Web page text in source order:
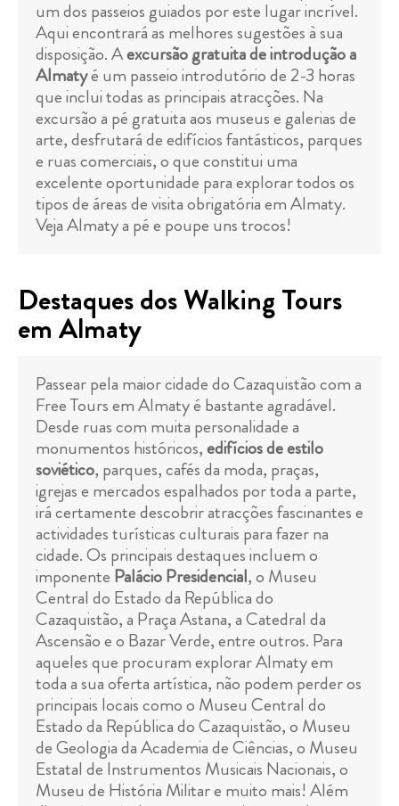
um dos passeios guiados por este lugar incrível.
Aqui encontrará as melhores sugestões à sua
disposição. Aexcursão gratuita de introdução a
Almatyé um passeio introdutório de 2-3 horas
que inclui todas as principais atracções. Na
excursão a pé gratuita aos museus e galerias de
arte, desfrutará de edifícios fantásticos, parques
e ruas comerciais, o que constitui uma
excelente oportunidade para explorar todos os
tipos de áreas de visita obrigatória em Almaty.
Veja Almaty a pé e poupe uns trocos!
Destaques dos Walking Tours
em Almaty
Passear pela maior cidade do Cazaquistão com a
Free Tours em Almaty é bastante agradável.
Desde ruas com muita personalidade a
monumentos históricos,edifícios de estilo
soviético, parques, cafés da moda, praças,
igrejas e mercados espalhados por toda a parte,
irá certamente descobrir atracções fascinantes e
actividades turísticas culturais para fazer na
cidade. Os principais destaques incluem o
imponente Palácio Presidencial, o Museu
Central do Estado da República do
Cazaquistão, a Praça Astana, a Catedral da
Ascensão e o Bazar Verde, entre outros. Para
aqueles que procuram explorar Almaty em
toda a sua oferta artística, não podem perder os
principais locais como o Museu Central do
Estado da República do Cazaquistão, o Museu
de Geologia da Academia de Ciências, o Museu
Estatal de Instrumentos Musicais Nacionais, o
Museu de História Militar e muito mais! Além